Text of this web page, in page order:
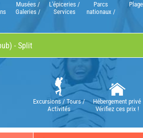
Musées /
Galeries /
L'épiceries /
Services
Parcs
nationaux /
Excursions / Tours /
Activités
Hébergement privé
Vérifiez ces prix !